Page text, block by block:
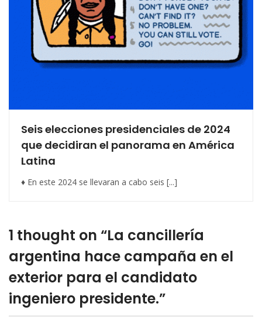
Seis elecciones presidenciales de 2024
que decidiran el panorama en América
Latina
♦ En este 2024 se llevaran a cabo seis [...]
1 thought on “La cancillería
argentina hace campaña en el
exterior para el candidato
ingeniero presidente.”